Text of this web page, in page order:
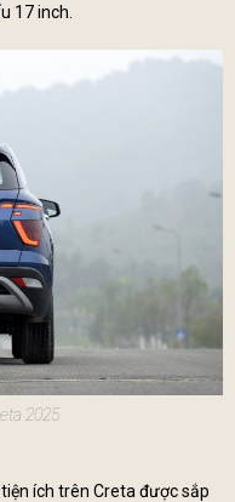
17 inch.
2025
ích trên Creta được sắp